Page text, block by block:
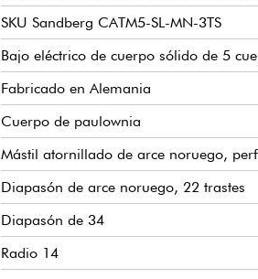
SKU Sandberg CATM5-SL-MN-3TS
Bajo eléctrico de cuerpo sólido de 5
Fabricado en Alemania
Cuerpo de paulownia
Mástil atornillado de arce noruego,
Diapasón de arce noruego, 22 trastes
Diapasón de 34
Radio 14